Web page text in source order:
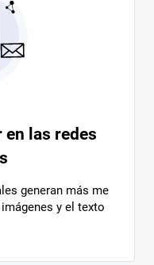
las redes
generan más me
y el texto